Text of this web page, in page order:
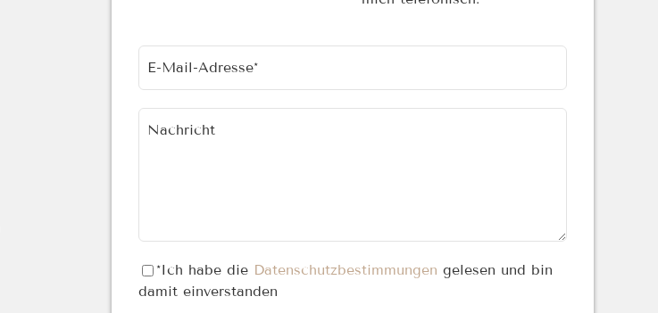
E-Mail-Adresse*
Nachricht
*Ich habe die Datenschutzbestimmungen gelesen und bin
damit einverstanden